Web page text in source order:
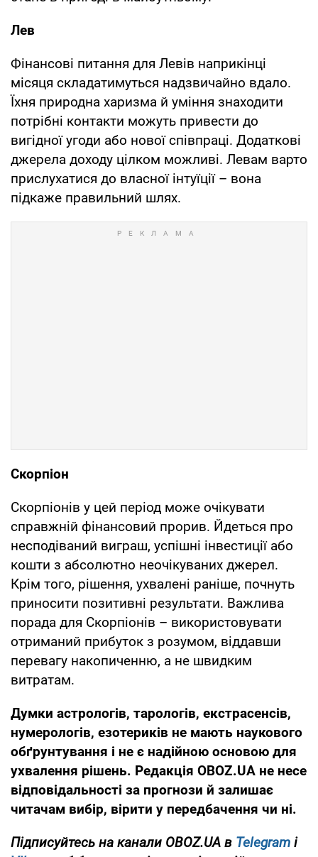
Лев
Фінансові питання для Левів наприкінці
місяця складатимуться надзвичайно вдало.
Їхня природна харизма й уміння знаходити
потрібні контакти можуть привести до
вигідної угоди або нової співпраці. Додаткові
джерела доходу цілком можливі. Левам варто
прислухатися до власної інтуїції – вона
підкаже правильний шлях.
Скорпіон
Скорпіонів у цей період може очікувати
справжній фінансовий прорив. Йдеться про
несподіваний виграш, успішні інвестиції або
кошти з абсолютно неочікуваних джерел.
Крім того, рішення, ухвалені раніше, почнуть
приносити позитивні результати. Важлива
порада для Скорпіонів – використовувати
отриманий прибуток з розумом, віддавши
перевагу накопиченню, а не швидким
витратам.
Думки астрологів, тарологів, екстрасенсів,
нумерологів, езотериків не мають наукового
обґрунтування і не є надійною основою для
ухвалення рішень. Редакція OBOZ.UA не несе
відповідальності за прогнози й залишає
читачам вибір, вірити у передбачення чи ні.
Підписуйтесь на канали OBOZ.UA в Telegram і